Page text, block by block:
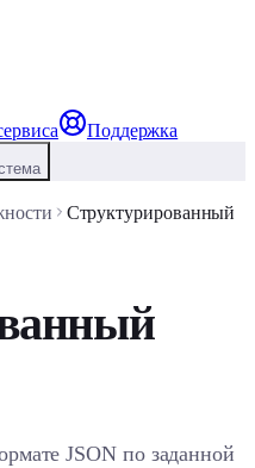
Поддержка
Структурированный
JSON по заданной